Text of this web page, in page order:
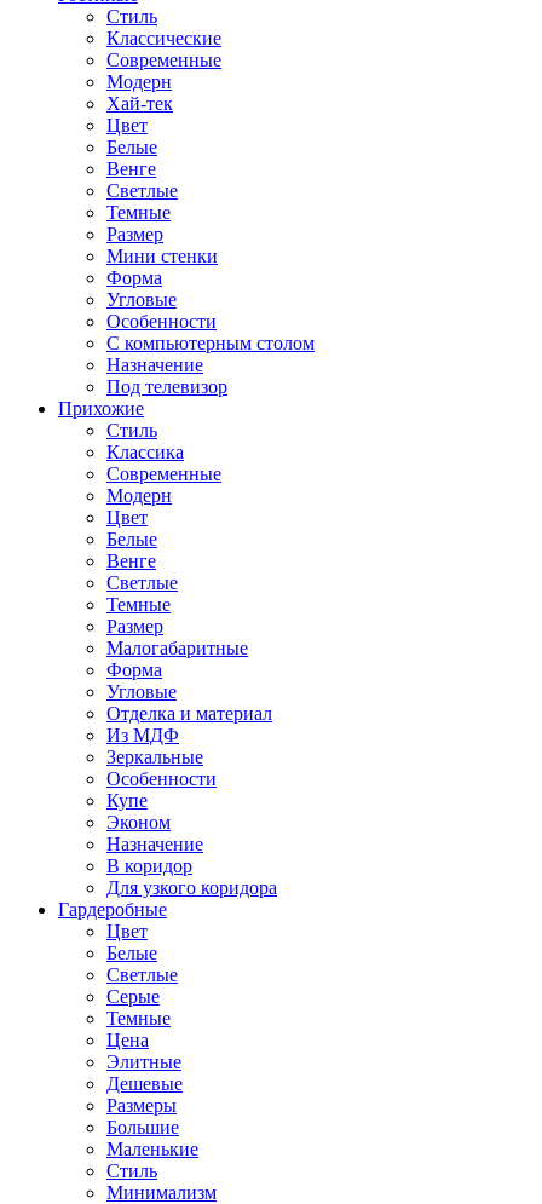
Стиль
Классические
Современные
Модерн
Хай-тек
Цвет
Белые
Венге
Светлые
Темные
Размер
Мини стенки
Форма
Угловые
Особенности
С компьютерным столом
Назначение
Под телевизор
Прихожие
Стиль
Классика
Современные
Модерн
Цвет
Белые
Венге
Светлые
Темные
Размер
Малогабаритные
Форма
Угловые
Отделка и материал
Из МДФ
Зеркальные
Особенности
Купе
Эконом
Назначение
В коридор
Для узкого коридора
Гардеробные
Цвет
Белые
Светлые
Серые
Темные
Цена
Элитные
Дешевые
Размеры
Большие
Маленькие
Стиль
Минимализм